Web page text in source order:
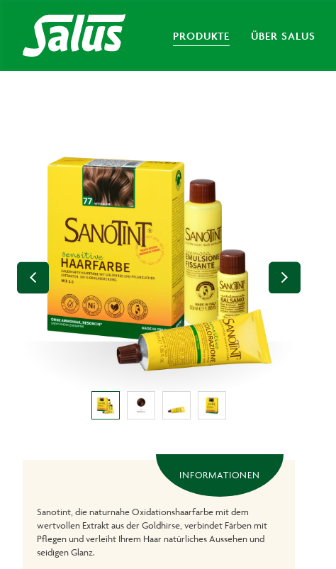
PRODUKTE ÜBER SALUS
INFORMATIONEN
Sanotint, die naturnahe Oxidationshaarfarbe mit dem
wertvollen Extrakt aus der Goldhirse, verbindet Färben mit
Pflegen und verleiht Ihrem Haar natürliches Aussehen und
seidigen Glanz.